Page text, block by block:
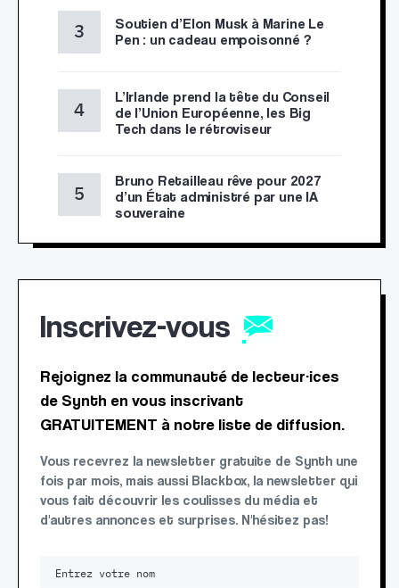
Soutien d’Elon Musk à Marine Le
Pen : un cadeau empoisonné ?
L’Irlande prend la tête du Conseil
de l’Union Européenne, les Big
Tech dans le rétroviseur
Bruno Retailleau rêve pour 2027
d’un État administré par une IA
souveraine
Inscrivez-vous
Rejoignez la communauté de lecteur·ices
de Synth en vous inscrivant
GRATUITEMENT à notre liste de diffusion.
Vous recevrez la newsletter gratuite de Synth une
fois par mois, mais aussi Blackbox, la newsletter qui
vous fait découvrir les coulisses du média et
d'autres annonces et surprises. N'hésitez pas!